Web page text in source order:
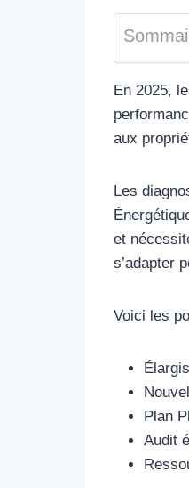
En 2025,
aux
Les
et
s’adapter
Voici les
Plan
Audit